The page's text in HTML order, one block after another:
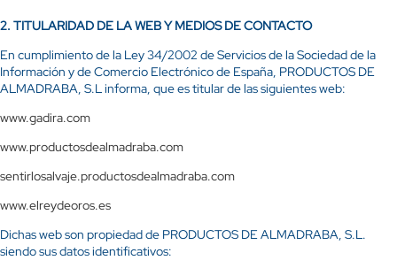
2. TITULARIDAD DE LA WEB Y MEDIOS DE CONTACTO
En cumplimiento de la Ley 34/2002 de Servicios de la Sociedad de la
Información y de Comercio Electrónico de España, PRODUCTOS DE
ALMADRABA, S.L informa, que es titular de las siguientes web:
www.gadira.com
www.productosdealmadraba.com
sentirlosalvaje.productosdealmadraba.com
www.elreydeoros.es
Dichas web son propiedad de PRODUCTOS DE ALMADRABA, S.L.
siendo sus datos identificativos: